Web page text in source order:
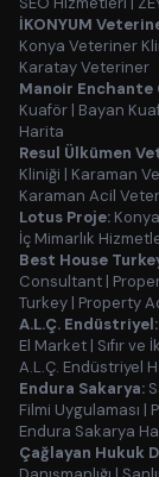
İKONYUM
Konya Veteriner
Karatay Veteriner
Manoir Enchante
Kuaför | Bayan
Harita
Resul Ülkümen
Kliniği | Karaman
Karaman Acil
Lotus Proje:
İç Mimarlık
Best House
Consultant |
Turkey | Property
A.L.Ç. Endüstriyel:
El Market | Sıfır ve
A.L.Ç. Endüstriyel
Endura Sakarya:
Filmi Uygulaması |
Endura Sakarya
Çağlayan Hukuk